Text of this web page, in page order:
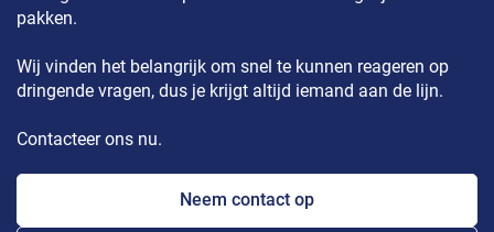
pakken.
Wij vinden het belangrijk om snel te kunnen reageren op
dringende vragen, dus je krijgt altijd iemand aan de lijn.
Contacteer ons nu.
Neem contact op